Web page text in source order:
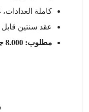
كاملة
عقد سنتين قابل
مطلوب: 8.000 جنيه شهرياً